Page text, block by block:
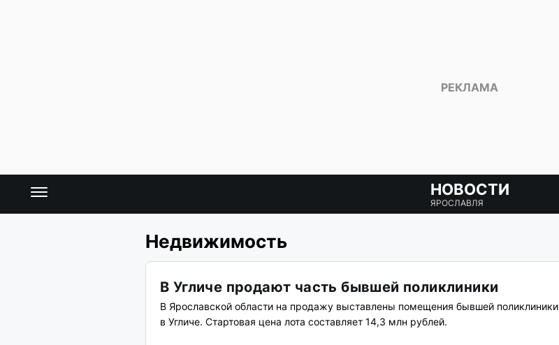
НОВОСТИ
ЯРОСЛАВЛЯ
Недвижимость
В Угличе продают часть бывшей поликлиники
В Ярославской области на продажу выставлены помещения бывшей поликлиники
в Угличе. Стартовая цена лота составляет 14,3 млн рублей.